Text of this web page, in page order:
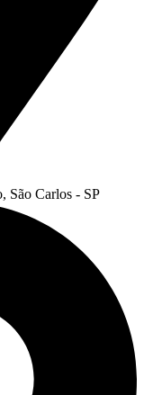
São Carlos - SP